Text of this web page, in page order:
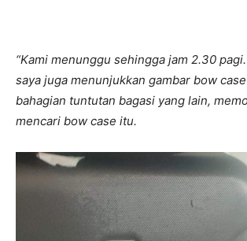
“Kami menunggu sehingga jam 2.30
saya juga menunjukkan gambar bow
bahagian tuntutan bagasi yang lain,
mencari bow case itu.